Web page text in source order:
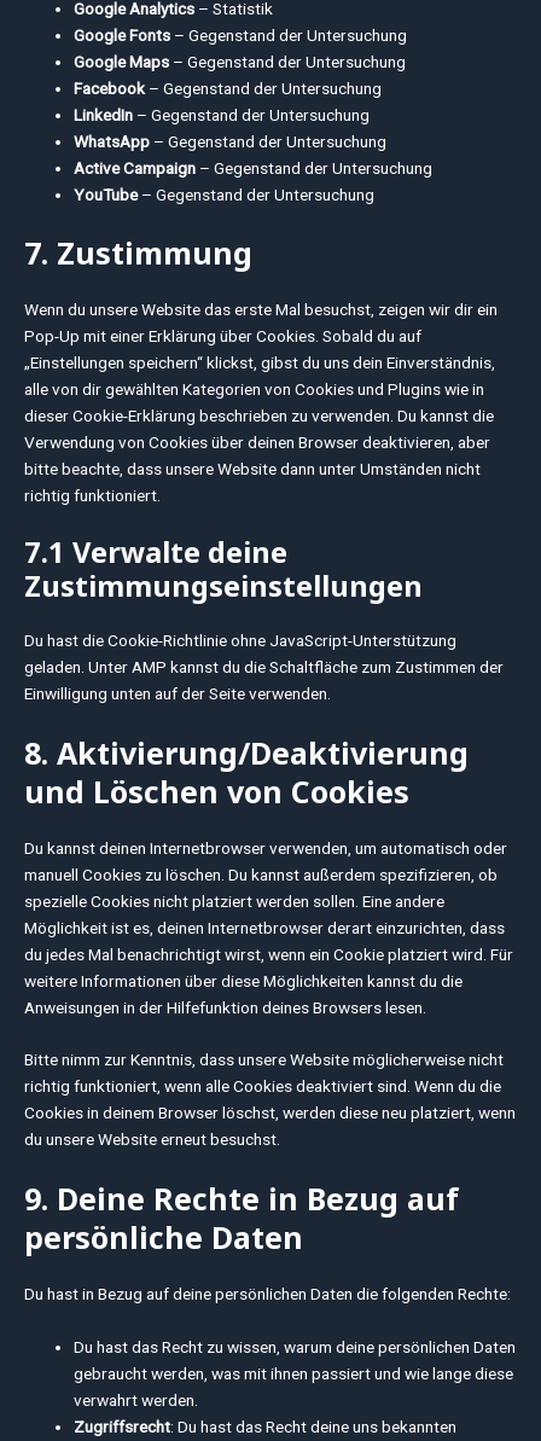
Google Analytics – Statistik
Google Fonts – Gegenstand der Untersuchung
Google Maps – Gegenstand der Untersuchung
Facebook– Gegenstand der Untersuchung
LinkedIn – Gegenstand der Untersuchung
WhatsApp – Gegenstand der Untersuchung
Active Campaign – Gegenstand der Untersuchung
YouTube– Gegenstand der Untersuchung
7. Zustimmung
Wenn du unsere Website das erste Mal besuchst, zeigen wir dir ein
Pop-Up mit einer Erklärung über Cookies. Sobald du auf
„Einstellungen speichern“ klickst, gibst du uns dein Einverständnis,
alle von dir gewählten Kategorien von Cookies und Plugins wie in
dieser Cookie-Erklärung beschrieben zu verwenden. Du kannst die
Verwendung von Cookies über deinen Browser deaktivieren, aber
bitte beachte, dass unsere Website dann unter Umständen nicht
richtig funktioniert.
7.1 Verwalte deine
Zustimmungseinstellungen
Du hast die Cookie-Richtlinie ohne JavaScript-Unterstützung
geladen. Unter AMP kannst du die Schaltfläche zum Zustimmen der
Einwilligung unten auf der Seite verwenden.
8. Aktivierung/Deaktivierung
und Löschen von Cookies
Du kannst deinen Internetbrowser verwenden, um automatisch oder
manuell Cookies zu löschen. Du kannst außerdem spezifizieren, ob
spezielle Cookies nicht platziert werden sollen. Eine andere
Möglichkeit ist es, deinen Internetbrowser derart einzurichten, dass
du jedes Mal benachrichtigt wirst, wenn ein Cookie platziert wird. Für
weitere Informationen über diese Möglichkeiten kannst du die
Anweisungen in der Hilfefunktion deines Browsers lesen.
Bitte nimm zur Kenntnis, dass unsere Website möglicherweise nicht
richtig funktioniert, wenn alle Cookies deaktiviert sind. Wenn du die
Cookies in deinem Browser löschst, werden diese neu platziert, wenn
du unsere Website erneut besuchst.
9. Deine Rechte in Bezug auf
persönliche Daten
Du hast in Bezug auf deine persönlichen Daten die folgenden Rechte:
Du hast das Recht zu wissen, warum deine persönlichen Daten
gebraucht werden, was mit ihnen passiert und wie lange diese
verwahrt werden.
Zugriffsrecht: Du hast das Recht deine uns bekannten